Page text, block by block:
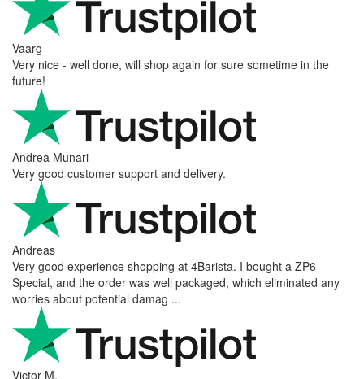
Vaarg
Very nice - well done, will shop again for sure sometime in the
future!
Andrea Munari
Very good customer support and delivery.
Andreas
Very good experience shopping at 4Barista. I bought a ZP6
Special, and the order was well packaged, which eliminated any
worries about potential damag ...
Victor M.